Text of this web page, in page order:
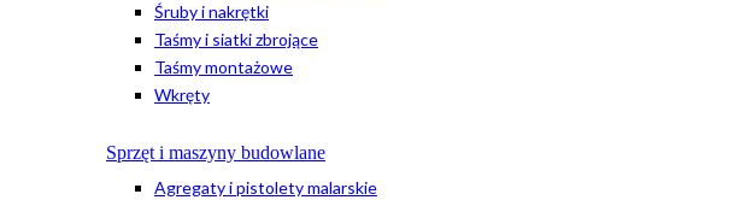
Śruby i nakrętki
Taśmy i siatki zbrojące
Taśmy montażowe
Wkręty
Sprzęt i maszyny budowlane
Agregaty i pistolety malarskie